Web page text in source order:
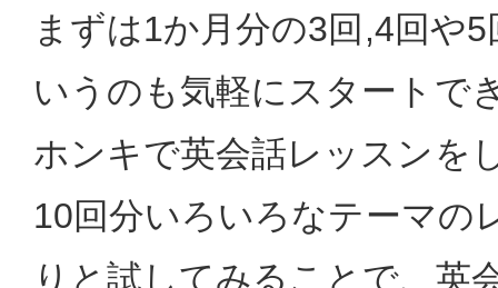
まずは1か月分の3回,4回
いうのも気軽にスタートで
ホンキで英会話レッスンを
10回分いろいろなテーマの
りと試してみることで、英